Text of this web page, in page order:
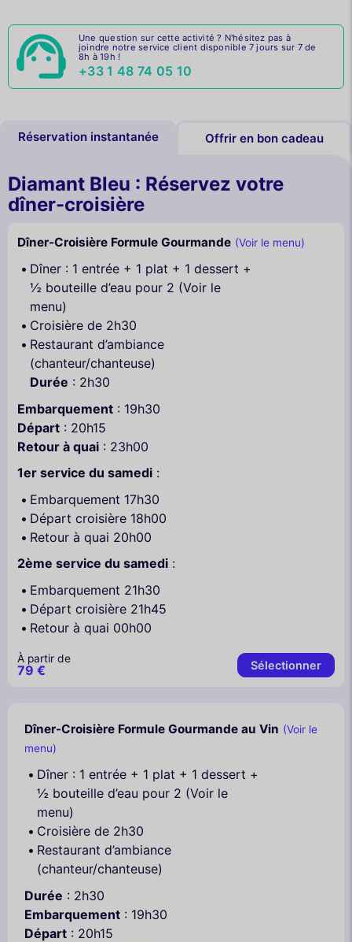
Une question sur cette activité ? N'hésitez pas à
joindre notre service client disponible 7 jours sur 7 de
8h à 19h !
+33 1 48 74 05 10
Réservation instantanée Offrir en bon cadeau
Diamant Bleu : Réservez votre
dîner-croisière
Dîner-Croisière Formule Gourmande (Voir le menu)
Dîner : 1 entrée + 1 plat + 1 dessert +
½ bouteille d’eau pour 2 (Voir le
menu)
Croisière de 2h30
Restaurant d’ambiance
(chanteur/chanteuse)
Durée : 2h30
Embarquement : 19h30
Départ : 20h15
Retour à quai : 23h00
1er service du samedi :
Embarquement 17h30
Départ croisière 18h00
Retour à quai 20h00
2ème service du samedi :
Embarquement 21h30
Départ croisière 21h45
Retour à quai 00h00
À partir de
79 € Sélectionner
Dîner-Croisière Formule Gourmande au Vin (Voir le
menu)
Dîner : 1 entrée + 1 plat + 1 dessert +
½ bouteille d’eau pour 2 (Voir le
menu)
Croisière de 2h30
Restaurant d’ambiance
(chanteur/chanteuse)
Durée : 2h30
Embarquement : 19h30
Départ : 20h15